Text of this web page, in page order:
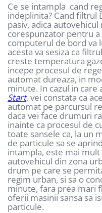
Ce se intampla cand
indeplinita? Cand filtrul
pasiv, adica
corespunzator pentru
computerul de bord va
acesta va sesiza ca
creste temperatura
incepe procesul de
automat dureaza, in
minute. In cazul in care
Start, vei constata ca
automat pe parcursul
daca vei face drumuri
inainte ca procesul de
toate sansele ca, la un
de particule sa se
intampla, este mai mult
autovehicul din zona
drum pe care se
regim urban, si sa o
minute, fara prea mari
oferii masinii sansa sa
particule.